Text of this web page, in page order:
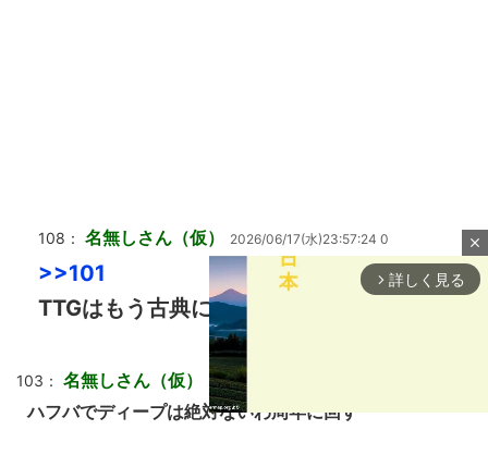
108： 名無しさん（仮） 2026/06/17(水)23:57:24 0
>>101
TTGはもう古典になる前に出した方がいい
103： 名無しさん（仮） 2026/06/17(水)23:56:00 0
ハフバでディープは絶対ないわ周年に回す
close
arrow_forward_ios 詳しく見る